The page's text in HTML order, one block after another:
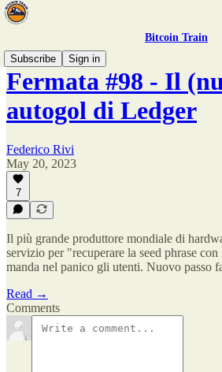
Bitcoin Train
Subscribe
Sign in
Fermata #98 - Il
autogol di Ledger
Federico Rivi
May 20, 2023
7
Il più grande produttore mondiale di
servizio per "recuperare la seed phrase
manda nel panico gli utenti. Nuovo passo
Read →
Comments